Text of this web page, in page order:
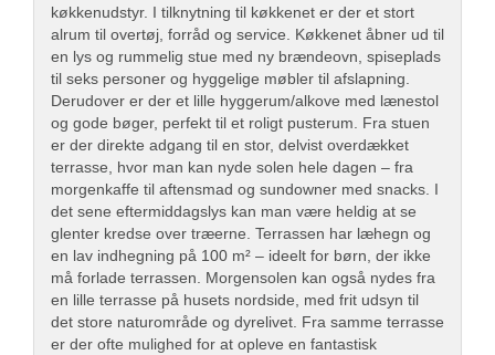
køkkenudstyr. I tilknytning til køkkenet er der et stort
alrum til overtøj, forråd og service. Køkkenet åbner ud til
en lys og rummelig stue med ny brændeovn, spiseplads
til seks personer og hyggelige møbler til afslapning.
Derudover er der et lille hyggerum/alkove med lænestol
og gode bøger, perfekt til et roligt pusterum. Fra stuen
er der direkte adgang til en stor, delvist overdækket
terrasse, hvor man kan nyde solen hele dagen – fra
morgenkaffe til aftensmad og sundowner med snacks. I
det sene eftermiddagslys kan man være heldig at se
glenter kredse over træerne. Terrassen har læhegn og
en lav indhegning på 100 m² – ideelt for børn, der ikke
må forlade terrassen. Morgensolen kan også nydes fra
en lille terrasse på husets nordside, med frit udsyn til
det store naturområde og dyrelivet. Fra samme terrasse
er der ofte mulighed for at opleve en fantastisk